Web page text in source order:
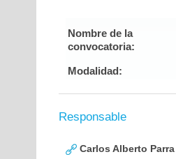
Nombre de la
convocatoria:
Modalidad:
Responsable
Carlos Alberto